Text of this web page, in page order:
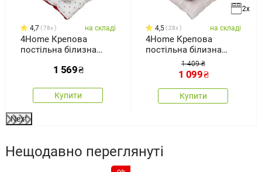
4,7 78x на складі
4Home Крепова
постільна білизна
200 см, 2 шт. 70 x 90 см
1 569₴
Купити
2x
4,5 28x на складі
4Home Крепова
постільна білизна
Natural, 140 x 220 см,
70 x 90 см
1 409 ₴
1 099₴
Купити
Next
Нещодавно переглянуті